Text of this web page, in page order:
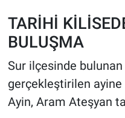
TARİHİ
BULUŞMA
Sur ilçesinde
gerçekleştirilen ayine
Ayin, Aram Ateşyan
POLİTİKA
MAGAZİN